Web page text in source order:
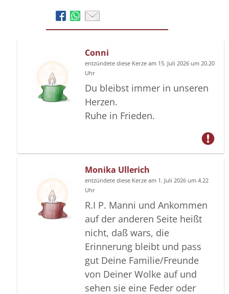
Conni
entzündete diese Kerze am 15. Juli 2026 um 20.20
Uhr
Du bleibst immer in unseren
Herzen.
Ruhe in Frieden.
Monika Ullerich
entzündete diese Kerze am 1. Juli 2026 um 4.22
Uhr
R.I P. Manni und Ankommen
auf der anderen Seite heißt
nicht, daß wars, die
Erinnerung bleibt und pass
gut Deine Familie/Freunde
von Deiner Wolke auf und
sehen sie eine Feder oder